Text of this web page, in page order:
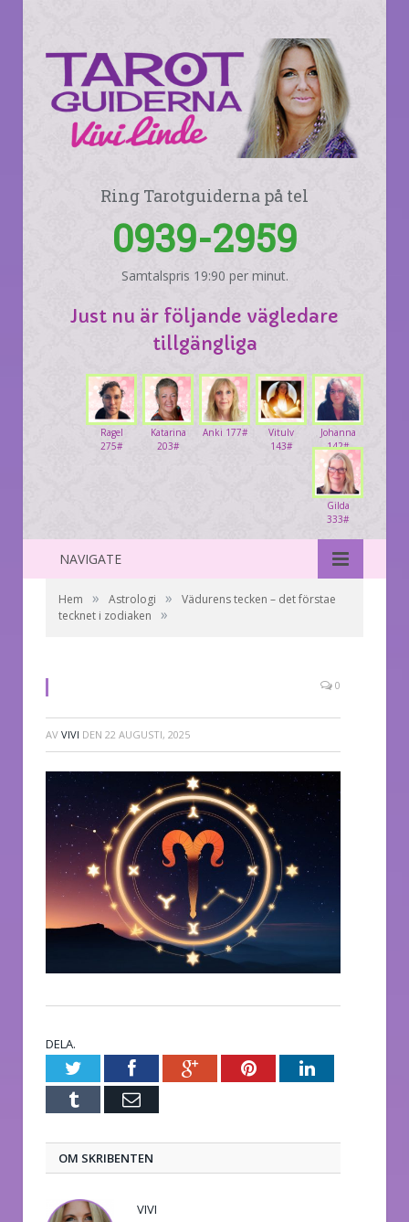
Ring Tarotguiderna på tel
0939-2959
Samtalspris 19:90 per minut.
Just nu är följande vägledare
tillgängliga
Johanna
142#
Vitulv
143#
Anki 177#
Katarina
203#
Ragel
275#
Gilda
333#
NAVIGATE
Hem » Astrologi »
Vädurens tecken – det förstae
tecknet i zodiaken
»
0
AV VIVI DEN 22 AUGUSTI, 2025
DELA.
TwitterFacebookGoogle+PinterestLinkedIn
Tumblr E-
OM SKRIBENTEN
VIVI